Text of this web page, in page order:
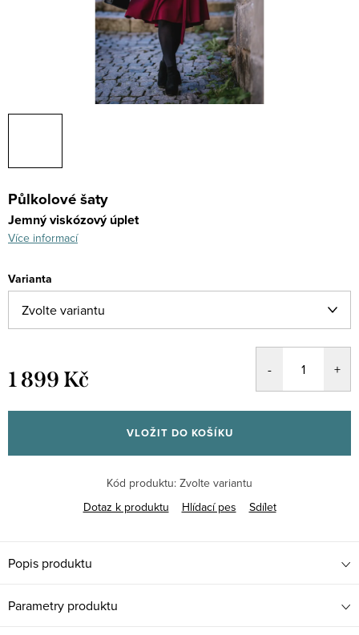
Půlkolové šaty
Jemný viskózový úplet
Více informací
Varianta
1 899 Kč
cena:
VLOŽIT DO KOŠÍKU
Kód produktu: Zvolte variantu
Dotaz k produktu
Hlídací pes Sdílet
Popis produktu
Parametry produktu